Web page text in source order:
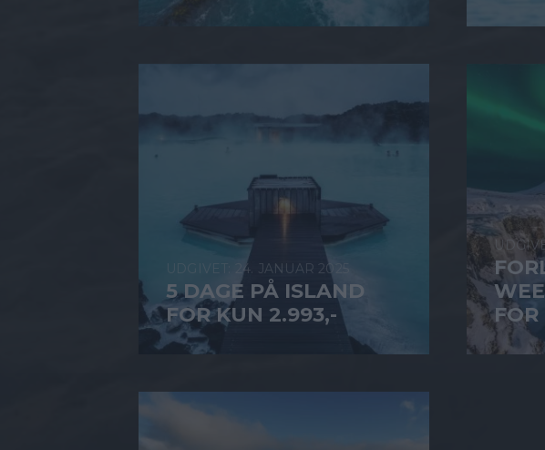
24. JANUAR 2025
5 DAGE PÅ ISLAND
FOR KUN 2.993,-